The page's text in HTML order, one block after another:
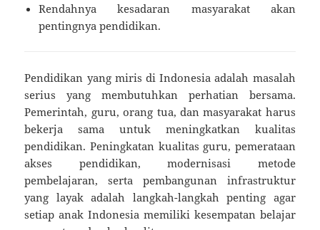
Rendahnya kesadaran masyarakat akan
pentingnya pendidikan.
Pendidikan yang miris di Indonesia adalah masalah
serius yang membutuhkan perhatian bersama.
Pemerintah, guru, orang tua, dan masyarakat harus
bekerja sama untuk meningkatkan kualitas
pendidikan. Peningkatan kualitas guru, pemerataan
akses pendidikan, modernisasi metode
pembelajaran, serta pembangunan infrastruktur
yang layak adalah langkah-langkah penting agar
setiap anak Indonesia memiliki kesempatan belajar